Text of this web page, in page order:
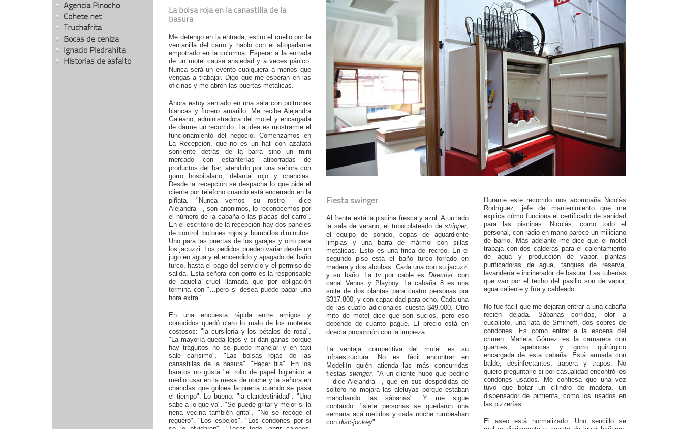
Agencia Pinocho
Cohete.net
Truchafrita
Bocas de ceniza
Ignacio Piedrahíta
Historias de asfalto
La bolsa roja en la canastilla de la
basura
Me detengo en la entrada, estiro el cuello por la
ventanilla del carro y hablo con el altoparlante
empotrado en la columna. Esperar a la entrada
de un motel causa ansiedad y a veces pánico.
Nunca será un evento cualquiera a menos que
vengas a trabajar. Digo que me esperan en las
oficinas y me abren las puertas metálicas.
Ahora estoy sentado en una sala con poltronas
blancas y florero amarillo. Me recibe Alejandra
Galeano, administradora del motel y encargada
de darme un recorrido. La idea es mostrarme el
funcionamiento del negocio. Comenzamos en
La Recepción, que no es un hall con azafata
sonriente detrás de la barra sino un mini
mercado con estanterías atiborradas de
productos del bar, atendido por una señora con
gorro hospitalario, delantal rojo y chanclas.
Desde la recepción se despacha lo que pide el
cliente por teléfono cuando está encerrado en la
piñata. "Nunca vemos su rostro —dice
Alejandra—, son anónimos, lo reconocemos por
el número de la cabaña o las placas del carro".
En el escritorio de la recepción hay dos paneles
de control: botones rojos y bombillos diminutos.
Uno para las puertas de los garajes y otro para
los jacuzzi. Los pedidos pueden variar desde un
jugo en agua y el encendido y apagado del baño
turco, hasta el pago del servicio y el permiso de
salida. Esta señora con gorro es la responsable
de aquella cruel llamada que por obligación
termina con "…pero si desea puede pagar una
hora extra."
En una encuesta rápida entre amigos y
conocidos quedó claro lo malo de los moteles
costosos: "la cursilería y los pétalos de rosa".
"La mayoría queda lejos y si dan ganas porque
hay traguitos no se puede manejar y en taxi
sale carísimo". "Las bolsas rojas de las
canastillas de la basura". "Hacer fila". En los
baratos no gusta "el rollo de papel higiénico a
medio usar en la mesa de noche y la señora en
chanclas que golpea la puerta cuando se pasa
el tiempo". Lo bueno: "la clandestinidad". "Uno
sabe a lo que va". "Se puede gritar y mejor si la
nena vecina también grita". "No se recoge el
reguero". "Los espejos". "Los condones por si
Fiesta swinger
Al frente está la piscina fresca y azul. A un lado
la sala de verano, el tubo plateado de stripper,
el equipo de sonido, copas de aguardiente
limpias y una barra de mármol con sillas
metálicas. Esto es una finca de recreo. En el
segundo piso está el baño turco forrado en
madera y dos alcobas. Cada una con su jacuzzi
y su baño. La tv por cable es Directivi, con
canal Venus y Playboy. La cabaña 8 es una
suite de dos plantas para cuatro personas por
$317.800, y con capacidad para ocho. Cada una
de las cuatro adicionales cuesta $49.000. Otro
mito de motel dice que son sucios, pero eso
depende de cuánto pague. El precio está en
directa proporción con la limpieza.
La ventaja competitiva del motel es su
infraestructura. No es fácil encontrar en
Medellín quién atienda las más concurridas
fiestas swinger. "A un cliente hubo que pedirle
—dice Alejandra—, que en sus despedidas de
soltero no mojara las aleluyas porque estaban
manchando las sábanas". Y me sigue
contando: "siete personas se quedaron una
semana acá metidos y cada noche rumbeaban
con disc-jockey".
Durante este recorrido nos acompaña Nicolás
Rodríguez, jefe de mantenimiento que me
explica cómo funciona el certificado de sanidad
para las piscinas. Nicolás, como todo el
personal, con radio en mano parece un miliciano
de barrio. Más adelante me dice que el motel
trabaja con dos calderas para el calentamiento
de agua y producción de vapor, plantas
purificadoras de agua, tanques de reserva,
lavandería e incinerador de basura. Las tuberías
que van por el techo del pasillo son de vapor,
agua caliente y fría y cableado.
No fue fácil que me dejaran entrar a una cabaña
recién dejada. Sábanas corridas, olor a
eucalipto, una lata de Smirnoff, dos sobres de
condones. Es como entrar a la escena del
crimen. Mariela Gómez es la camarera con
guantes, tapabocas y gorro quirúrgico
encargada de esta cabaña. Está armada con
balde, desinfectantes, trapera y trapos. No
quiero preguntarle si por casualidad encontró los
condones usados. Me confiesa que una vez
tuvo que botar un cilindro de madera, un
dispensador de pimienta, como los usados en
las pizzerías.
El aseo está normalizado. Uno sencillo se